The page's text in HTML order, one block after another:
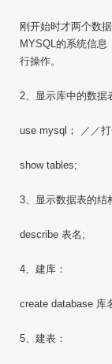
刚开始时才两个数
MYSQL的系统信息
行操作。
2、显示库中的数据
use mysql； ／／
show tables;
3、显示数据表的结
describe 表名;
4、建库：
create database 库
5、建表：